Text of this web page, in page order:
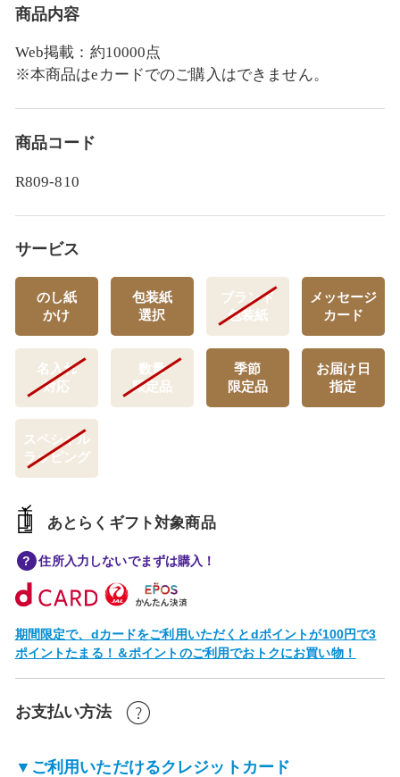
商品内容
Web掲載：約10000点
※本商品はeカードでのご購入はできません。
商品コード
R809-810
サービス
のし紙
かけ
包装紙
選択
ブランド
包装紙
メッセージ
カード
名入れ
対応
数量
限定品
季節
限定品
お届け日
指定
スペシャル
ラッピング
あとらくギフト対象商品
住所入力しないでまずは購入！
期間限定で、dカードをご利用いただくとdポイントが100円で3
ポイントたまる！＆ポイントのご利用でおトクにお買い物！
お支払い方法
▼ご利用いただけるクレジットカード